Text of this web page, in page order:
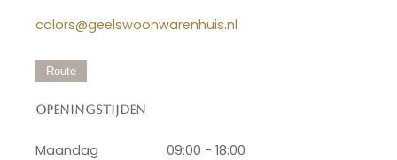
colors@geelswoonwarenhuis.nl
Route
Openingstijden
Maandag
09:00 - 18:00